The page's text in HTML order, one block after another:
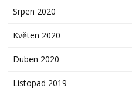
Srpen 2020
Květen 2020
Duben 2020
Listopad 2019